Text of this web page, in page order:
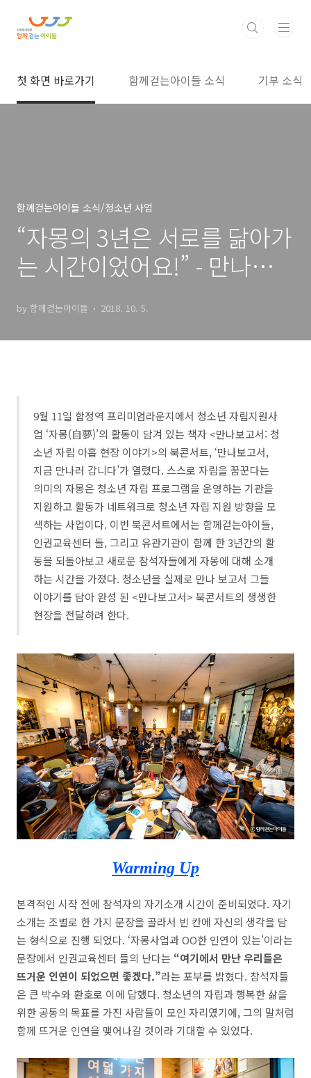
첫 화면 바로가기 함께걷는아이들 소식 기부 소식
함께걷는아이들 소식/청소년 사업
“자몽의 3년은 서로를 닮아가
는 시간이었어요!” - 만나보고
by 함께걷는아이들 2018. 10. 5.
9월 11일 합정역 프리미엄라운지에서 청소년 자립지원사
업 ‘자몽(自夢)’의 활동이 담겨 있는 책자 <만나보고서: 청
소년 자립 아홉 현장 이야기>의 북콘서트, ‘만나보고서,
지금 만나러 갑니다’가 열렸다. 스스로 자립을 꿈꾼다는
의미의 자몽은 청소년 자립 프로그램을 운영하는 기관을
지원하고 활동가 네트워크로 청소년 자립 지원 방향을 모
색하는 사업이다. 이번 북콘서트에서는 함께걷는아이들,
인권교육센터 들, 그리고 유관기관이 함께 한 3년간의 활
동을 되돌아보고 새로운 참석자들에게 자몽에 대해 소개
하는 시간을 가졌다. 청소년을 실제로 만나 보고서 그들
이야기를 담아 완성 된 <만나보고서> 북콘서트의 생생한
현장을 전달하려 한다.
Warming Up
본격적인 시작 전에 참석자의 자기소개 시간이 준비되었다. 자기
소개는 조별로 한 가지 문장을 골라서 빈 칸에 자신의 생각을 담
는 형식으로 진행 되었다. ‘자몽사업과 OO한 인연이 있는’이라는
문장에서 인권교육센터 들의 난다는 “여기에서 만난 우리들은
뜨거운 인연이 되었으면 좋겠다.”라는 포부를 밝혔다. 참석자들
은 큰 박수와 환호로 이에 답했다. 청소년의 자립과 행복한 삶을
위한 공동의 목표를 가진 사람들이 모인 자리였기에, 그의 말처럼
함께 뜨거운 인연을 맺어나갈 것이라 기대할 수 있었다.